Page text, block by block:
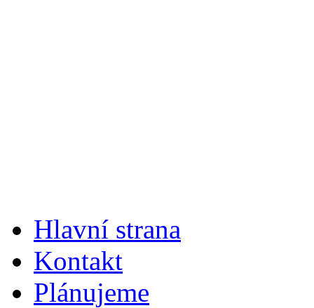
Hlavní strana
Kontakt
Plánujeme